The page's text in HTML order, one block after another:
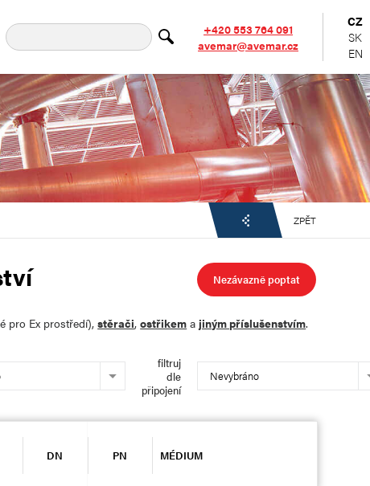
+420 553 764 091
avemar@avemar.cz
CZ
SK
EN
ZPĚT
pro Ex prostředí),stěrači,ostřikem a jiným příslušenstvím.
Nezávazně poptat
filtruj
dle
připojení
Nevybráno
DN PN MÉDIUM